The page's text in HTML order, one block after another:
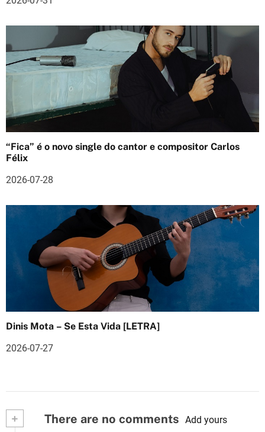
e
a
r
t
g
o
s
“Fica” é o novo single do cantor e compositor Carlos
Félix
2026-07-28
Dinis Mota – Se Esta Vida [LETRA]
2026-07-27
+ There are no comments Add yours